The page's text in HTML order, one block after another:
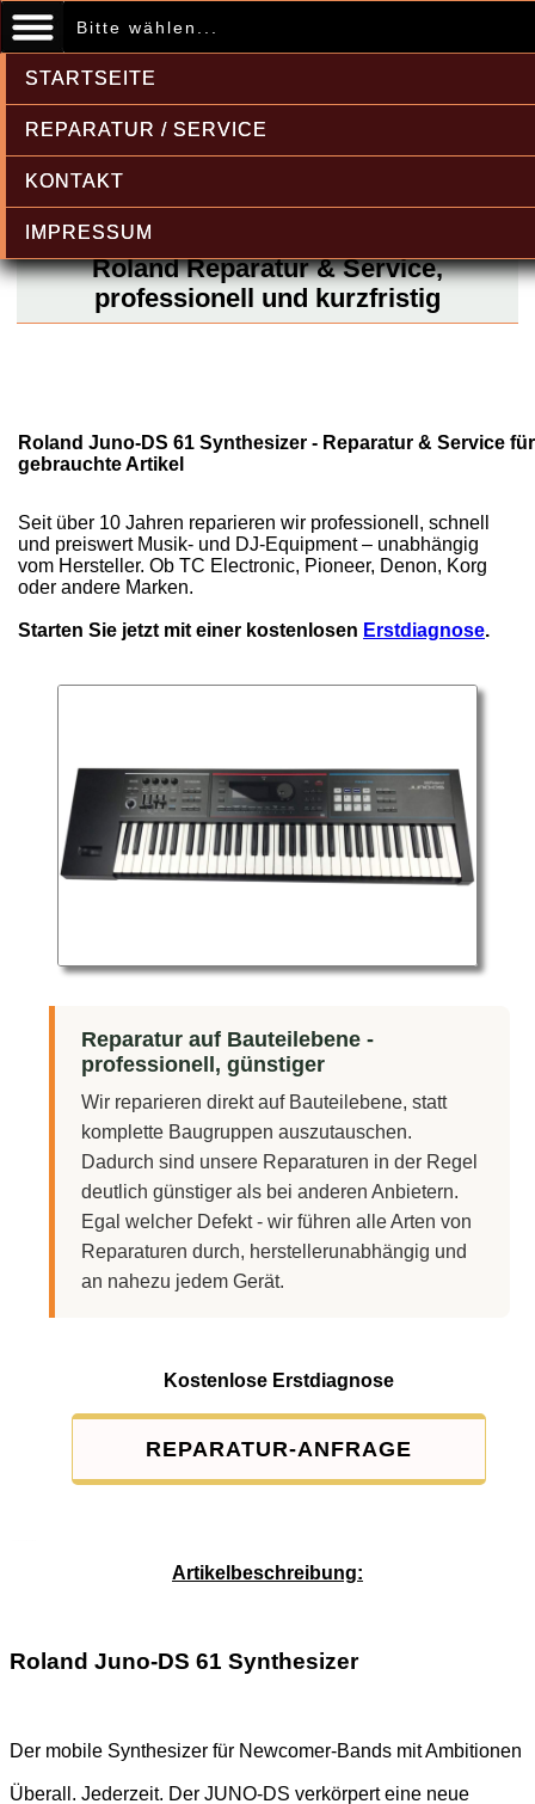
Bitte wählen...
STARTSEITE
REPARATUR / SERVICE
KONTAKT
IMPRESSUM
Roland Reparatur & Service,
professionell und kurzfristig
Roland Juno-DS 61 Synthesizer - Reparatur & Service für
gebrauchte Artikel
Seit über 10 Jahren reparieren wir professionell, schnell
und preiswert Musik- und DJ-Equipment – unabhängig
vom Hersteller. Ob TC Electronic, Pioneer, Denon, Korg
oder andere Marken.
Starten Sie jetzt mit einer kostenlosen Erstdiagnose.
Reparatur auf Bauteilebene -
professionell, günstiger
Wir reparieren direkt auf Bauteilebene, statt
komplette Baugruppen auszutauschen.
Dadurch sind unsere Reparaturen in der Regel
deutlich günstiger als bei anderen Anbietern.
Egal welcher Defekt - wir führen alle Arten von
Reparaturen durch, herstellerunabhängig und
an nahezu jedem Gerät.
Kostenlose Erstdiagnose
REPARATUR-ANFRAGE
Artikelbeschreibung:
Roland Juno-DS 61 Synthesizer
Der mobile Synthesizer für Newcomer-Bands mit Ambitionen
Überall. Jederzeit. Der JUNO-DS verkörpert eine neue